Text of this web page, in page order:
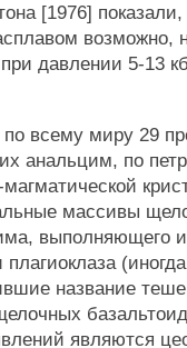
[1976] показали,
возможно,
давлении 5-13
всему миру 29
анальцим, по
массивы
выполняющего
название
являются